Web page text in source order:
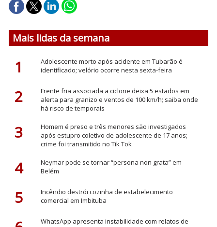
Mais lidas da semana
1
Adolescente morto após acidente em Tubarão é
identificado; velório ocorre nesta sexta-feira
2
Frente fria associada a ciclone deixa 5 estados em
alerta para granizo e ventos de 100 km/h; saiba onde
há risco de temporais
3
Homem é preso e três menores são investigados
após estupro coletivo de adolescente de 17 anos;
crime foi transmitido no Tik Tok
4
Neymar pode se tornar “persona non grata” em
Belém
5
Incêndio destrói cozinha de estabelecimento
comercial em Imbituba
WhatsApp apresenta instabilidade com relatos de